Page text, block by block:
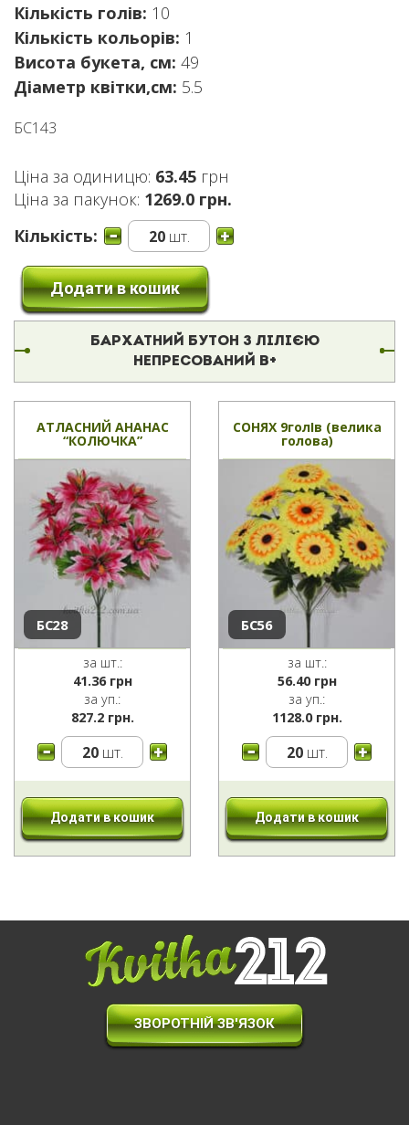
Кількість голів: 10
Кількість кольорів: 1
Висота букета, см: 49
Діаметр квітки,см: 5.5
БС143
Ціна за одиницю: 63.45 грн
Ціна за пакунок: 1269.0 грн.
Кількість:
20шт.
Додати в кошик
БАРХАТНИЙ БУТОН З ЛІЛІЄЮ
НЕПРЕСОВАНИЙ В+
АТЛАСНИЙ АНАНАС
“КОЛЮЧКА”
БС28
за шт.:
41.36 грн
за уп.:
827.2 грн.
20шт.
Додати в кошик
СОНЯХ 9голІв (велика
голова)
БС56
за шт.:
56.40 грн
за уп.:
1128.0 грн.
20шт.
Додати в кошик
ЗВОРОТНІЙ ЗВ'ЯЗОК